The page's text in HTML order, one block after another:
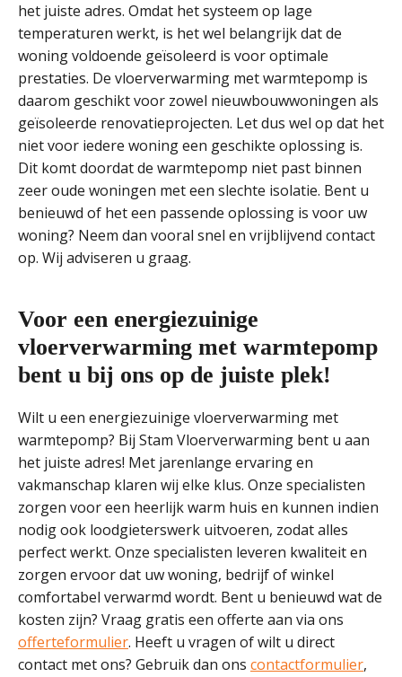
het juiste adres. Omdat het systeem op lage
temperaturen werkt, is het wel belangrijk dat de
woning voldoende geïsoleerd is voor optimale
prestaties. De vloerverwarming met warmtepomp is
daarom geschikt voor zowel nieuwbouwwoningen als
geïsoleerde renovatieprojecten. Let dus wel op dat het
niet voor iedere woning een geschikte oplossing is.
Dit komt doordat de warmtepomp niet past binnen
zeer oude woningen met een slechte isolatie. Bent u
benieuwd of het een passende oplossing is voor uw
woning? Neem dan vooral snel en vrijblijvend contact
op. Wij adviseren u graag.
Voor een energiezuinige
vloerverwarming met warmtepomp
bent u bij ons op de juiste plek!
Wilt u een energiezuinige vloerverwarming met
warmtepomp? Bij Stam Vloerverwarming bent u aan
het juiste adres! Met jarenlange ervaring en
vakmanschap klaren wij elke klus. Onze specialisten
zorgen voor een heerlijk warm huis en kunnen indien
nodig ook loodgieterswerk uitvoeren, zodat alles
perfect werkt. Onze specialisten leveren kwaliteit en
zorgen ervoor dat uw woning, bedrijf of winkel
comfortabel verwarmd wordt. Bent u benieuwd wat de
kosten zijn? Vraag gratis een offerte aan via ons
offerteformulier. Heeft u vragen of wilt u direct
contact met ons? Gebruik dan ons contactformulier,